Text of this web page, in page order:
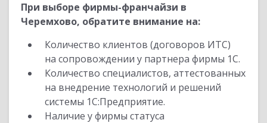
При выборе фирмы-франчайзи в
Черемхово, обратите внимание на:
Количество клиентов (договоров ИТС)
на сопровождении у партнера фирмы 1С.
Количество специалистов, аттестованных
на внедрение технологий и решений
системы 1С:Предприятие.
Наличие у фирмы статуса